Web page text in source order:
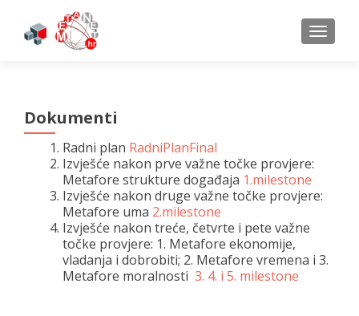
Dokumenti
Radni plan RadniPlanFinal
Izvješće nakon prve važne točke provjere:
Metafore strukture događaja 1.milestone
Izvješće nakon druge važne točke provjere:
Metafore uma 2.milestone
Izvješće nakon treće, četvrte i pete važne
točke provjere: 1. Metafore ekonomije,
vladanja i dobrobiti; 2. Metafore vremena i 3.
Metafore moralnosti 3. 4. i 5. milestone